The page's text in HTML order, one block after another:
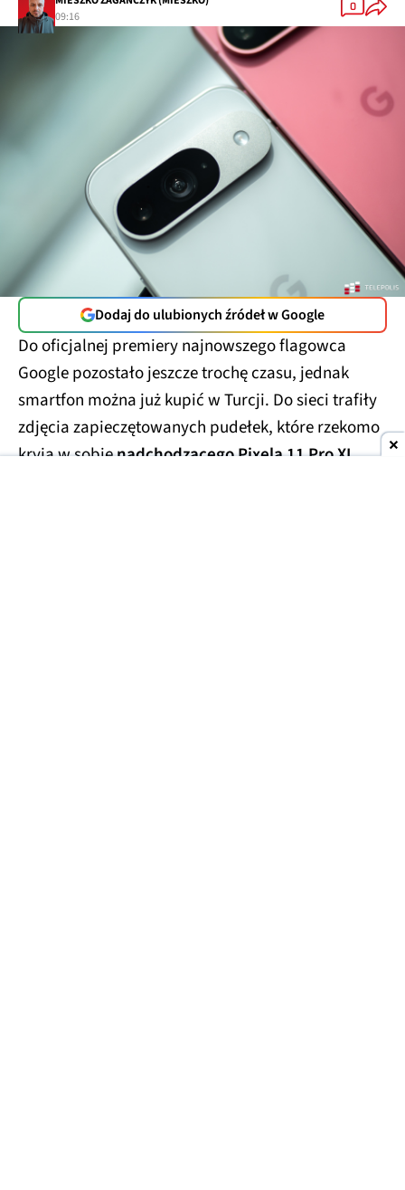
09:16
0
Dodaj do ulubionych źródeł w Google
Do oficjalnej premiery najnowszego flagowca
Google pozostało jeszcze trochę czasu, jednak
smartfon można już kupić w Turcji. Do sieci trafiły
zdjęcia zapieczętowanych pudełek, które rzekomo
kryją w sobienadchodzącego Pixela 11 Pro XL.